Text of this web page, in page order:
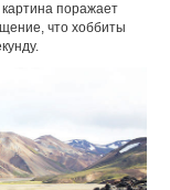
поражает
что хоббиты